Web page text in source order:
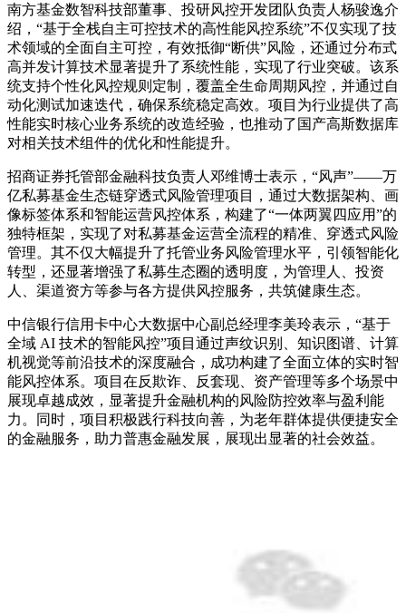
南方基金数智科技部董事、投研风控开发团队负责人杨骏逸介
绍，“基于全栈自主可控技术的高性能风控系统”不仅实现了技
术领域的全面自主可控，有效抵御“断供”风险，还通过分布式
高并发计算技术显著提升了系统性能，实现了行业突破。该系
统支持个性化风控规则定制，覆盖全生命周期风控，并通过自
动化测试加速迭代，确保系统稳定高效。项目为行业提供了高
性能实时核心业务系统的改造经验，也推动了国产高斯数据库
对相关技术组件的优化和性能提升。
招商证券托管部金融科技负责人邓维博士表示，“风声”——万
亿私募基金生态链穿透式风险管理项目，通过大数据架构、画
像标签体系和智能运营风控体系，构建了“一体两翼四应用”的
独特框架，实现了对私募基金运营全流程的精准、穿透式风险
管理。其不仅大幅提升了托管业务风险管理水平，引领智能化
转型，还显著增强了私募生态圈的透明度，为管理人、投资
人、渠道资方等参与各方提供风控服务，共筑健康生态。
中信银行信用卡中心大数据中心副总经理李美玲表示，“基于
全域 AI 技术的智能风控”项目通过声纹识别、知识图谱、计算
机视觉等前沿技术的深度融合，成功构建了全面立体的实时智
能风控体系。项目在反欺诈、反套现、资产管理等多个场景中
展现卓越成效，显著提升金融机构的风险防控效率与盈利能
力。同时，项目积极践行科技向善，为老年群体提供便捷安全
的金融服务，助力普惠金融发展，展现出显著的社会效益。